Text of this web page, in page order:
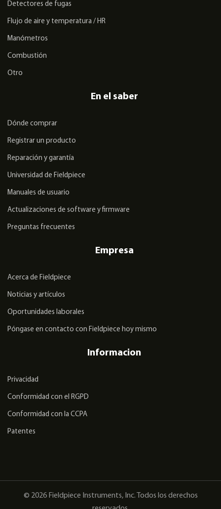
Detectores de fugas
Flujo de aire y temperatura / HR
Manómetros
Combustión
Otro
En el saber
Dónde comprar
Registrar un producto
Reparación y garantía
Universidad de Fieldpiece
Manuales de usuario
Actualizaciones de software y firmware
Preguntas frecuentes
Empresa
Acerca de Fieldpiece
Noticias y artículos
Oportunidades laborales
Póngase en contacto con Fieldpiece hoy mismo
Informacion
Privacidad
Conformidad con el RGPD
Conformidad con la CCPA
Patentes
© 2026 Fieldpiece Instruments, Inc. Todos los derechos